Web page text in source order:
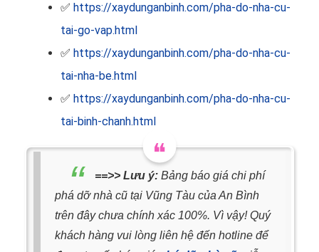
✅ https://xaydunganbinh.com/pha-do-nha-cu-
tai-go-vap.html
✅ https://xaydunganbinh.com/pha-do-nha-cu-
tai-nha-be.html
✅ https://xaydunganbinh.com/pha-do-nha-cu-
tai-binh-chanh.html
==>> Lưu ý: Bảng báo giá chi phí
phá dỡ nhà cũ tại Vũng Tàu của An Bình
trên đây chưa chính xác 100%. Vì vậy! Quý
khách hàng vui lòng liên hệ đến hotline để